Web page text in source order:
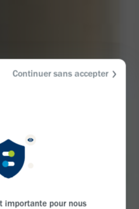
importante pour nous
Continuer sans accepter